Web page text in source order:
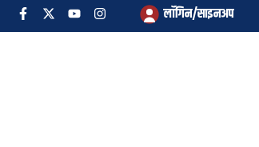
लॉगिन/साइनअप